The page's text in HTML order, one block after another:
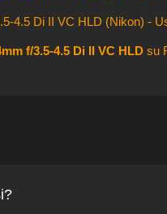
4.5 Di II VC HLD (Nikon) -
f/3.5-4.5 Di II VC HLDsu